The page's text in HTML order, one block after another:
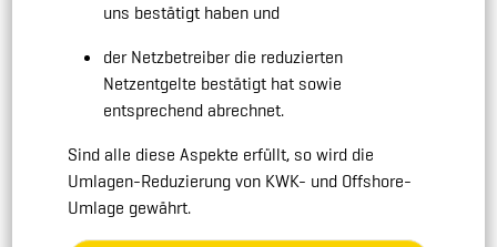
uns bestätigt haben und
der Netzbetreiber die reduzierten
Netzentgelte bestätigt hat sowie
entsprechend abrechnet.
Sind alle diese Aspekte erfüllt, so wird die
Umlagen-Reduzierung von KWK- und Offshore-
Umlage gewährt.